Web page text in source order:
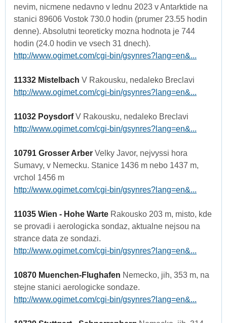
nevim, nicmene nedavno v lednu 2023 v Antarktide na
stanici 89606 Vostok 730.0 hodin (prumer 23.55 hodin
denne). Absolutni teoreticky mozna hodnota je 744
hodin (24.0 hodin ve vsech 31 dnech).
http://www.ogimet.com/cgi-bin/gsynres?lang=en&...
11332 Mistelbach V Rakousku, nedaleko Breclavi
http://www.ogimet.com/cgi-bin/gsynres?lang=en&...
11032 PoysdorfV Rakousku, nedaleko Breclavi
http://www.ogimet.com/cgi-bin/gsynres?lang=en&...
10791 Grosser Arber Velky Javor, nejvyssi hora
Sumavy, v Nemecku. Stanice 1436 m nebo 1437 m,
vrchol 1456 m
http://www.ogimet.com/cgi-bin/gsynres?lang=en&...
11035 Wien - Hohe Warte Rakousko 203 m, misto, kde
se provadi i aerologicka sondaz, aktualne nejsou na
strance data ze sondazi.
http://www.ogimet.com/cgi-bin/gsynres?lang=en&...
10870 Muenchen-Flughafen Nemecko, jih, 353 m, na
stejne stanici aerologicke sondaze.
http://www.ogimet.com/cgi-bin/gsynres?lang=en&...